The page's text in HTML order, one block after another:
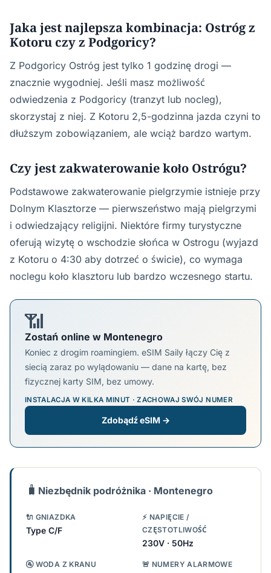
Jaka jest najlepsza kombinacja: Ostróg z
Kotoru czy z Podgoricy?
Z Podgoricy Ostróg jest tylko 1 godzinę drogi —
znacznie wygodniej. Jeśli masz możliwość
odwiedzenia z Podgoricy (tranzyt lub nocleg),
skorzystaj z niej. Z Kotoru 2,5-godzinna jazda czyni to
dłuższym zobowiązaniem, ale wciąż bardzo wartym.
Czy jest zakwaterowanie koło Ostrógu?
Podstawowe zakwaterowanie pielgrzymie istnieje przy
Dolnym Klasztorze — pierwszeństwo mają pielgrzymi
i odwiedzający religijni. Niektóre firmy turystyczne
oferują wizytę o wschodzie słońca w Ostrogu (wyjazd
z Kotoru o 4:30 aby dotrzeć o świcie), co wymaga
noclegu koło klasztoru lub bardzo wczesnego startu.
📶
Zostań online w Montenegro
Koniec z drogim roamingiem. eSIM Saily łączy Cię z
siecią zaraz po wylądowaniu — dane na kartę, bez
fizycznej karty SIM, bez umowy.
INSTALACJA W KILKA MINUT · ZACHOWAJ SWÓJ NUMER
Zdobądź eSIM →
🧳 Niezbędnik podróżnika · Montenegro
🔌 GNIAZDKA
Type C/F
⚡ NAPIĘCIE /
CZĘSTOTLIWOŚĆ
230V · 50Hz
🚰 WODA Z KRANU 🚨 NUMERY ALARMOWE